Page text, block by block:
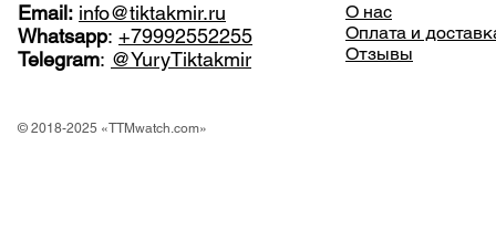
Email: info@tiktakmir.ru
Whatsapp: +79992552255
Telegram: @YuryTiktakmir
О нас
Оплата и
Отзывы
© 2018-2025 «TTMwatch.com»